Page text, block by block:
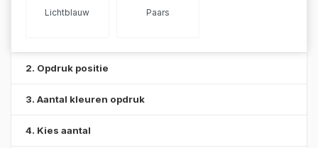
Lichtblauw Paars
2. Opdruk positie
3. Aantal kleuren opdruk
4. Kies aantal